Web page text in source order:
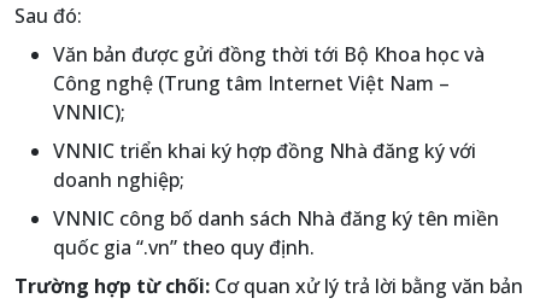
Sau đó:
Văn bản được gửi đồng thời tới Bộ Khoa học và
Công nghệ (Trung tâm Internet Việt Nam –
VNNIC);
VNNIC triển khai ký hợp đồng Nhà đăng ký với
doanh nghiệp;
VNNIC công bố danh sách Nhà đăng ký tên miền
quốc gia “.vn” theo quy định.
Trường hợp từ chối: Cơ quan xử lý trả lời bằng văn bản